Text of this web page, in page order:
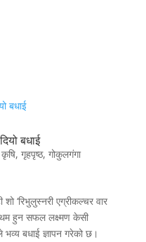
बधाई
कृषि, गृहपृष्ठ, गोकुलगंगा
‘रिभुलुस्नरी एग्रीकल्चर वार
हुन सफल लक्ष्मण केसी
भव्य बधाई ज्ञापन गरेको छ।